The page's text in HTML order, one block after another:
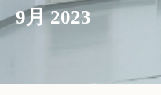
9月 2023